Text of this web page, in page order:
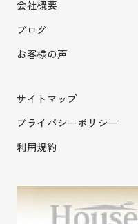
会社概要
ブログ
お客様の声
サイトマップ
プライバシーポリシー
利用規約